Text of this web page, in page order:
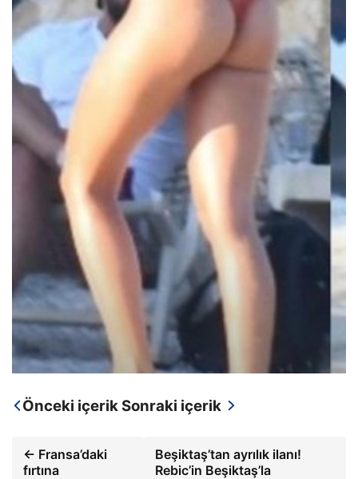
Önceki içerik Sonraki içerik
← Fransa’daki
fırtına
Beşiktaş’tan ayrılık ilanı!
Rebic’in Beşiktaş’la